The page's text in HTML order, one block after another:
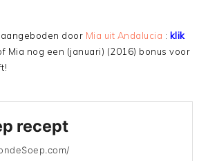
door Mia uit Andalucia : klik
Mia nog een (januari) (2016) bonus voor
recept